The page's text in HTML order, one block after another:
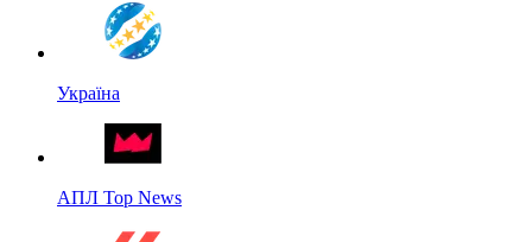
Україна
АПЛ Top News